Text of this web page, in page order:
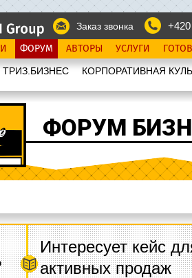
Заказ звонка
ФОРУМ АВТОРЫ УСЛУГИ
ТРИЗ.БИЗНЕС КОРПОРАТИВНАЯ
ФОРУМ
Интересует кейс
активных продаж